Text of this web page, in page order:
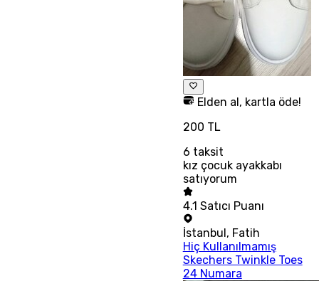
Elden al, kartla öde!
200 TL
6 taksit
kız çocuk ayakkabı
satıyorum
4.1 Satıcı Puanı
İstanbul, Fatih
Hiç Kullanılmamış
Skechers Twinkle Toes
24 Numara